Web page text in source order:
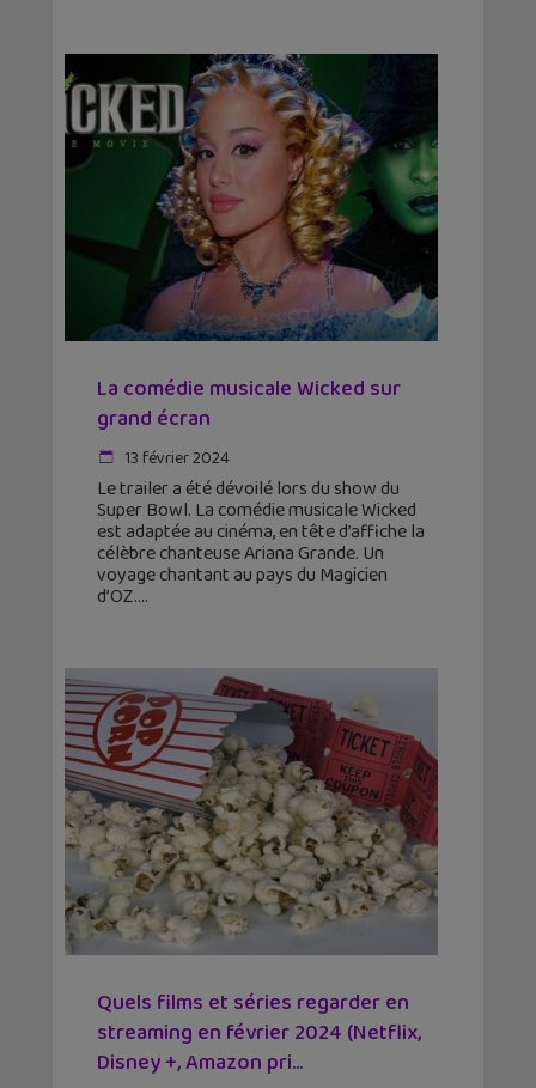
La comédie musicale Wicked sur
grand écran
13 février 2024
Le trailer a été dévoilé lors du show du
Super Bowl. La comédie musicale Wicked
est adaptée au cinéma, en tête d’affiche la
célèbre chanteuse Ariana Grande. Un
voyage chantant au pays du Magicien
d’OZ.
Quels films et séries regarder en
streaming en février 2024 (Netflix,
Disney +, Amazon pri...